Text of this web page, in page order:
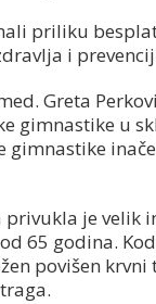
priliku
i
Greta
gimnastike u
gimnastike
je velik
65 godina.
povišen